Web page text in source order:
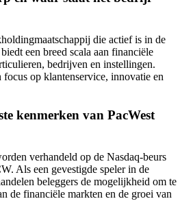
die actief is in de
een breed scala aan financiële
bedrijven en instellingen.
focus op klantenservice, innovatie en
kenmerken van PacWest
verhandeld op de Nasdaq-beurs
Als een gevestigde speler in de
beleggers de mogelijkheid om te
de financiële markten en de groei van